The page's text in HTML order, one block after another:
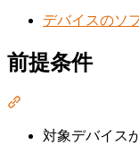
デバイスのソ
前提条件
対象デバイス